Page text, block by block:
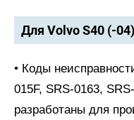
Для Volvo S40 (-
• Коды
015F, SRS-0163,
разработаны для